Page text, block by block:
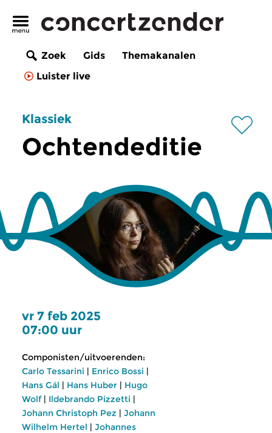
Zoek Gids
Themakanalen
Luister live
Klassiek
Ochtendeditie
vr 7 feb 2025
07:00 uur
Componisten/uitvoerenden:
Carlo Tessarini | Enrico Bossi |
Hans Gál | Hans Huber | Hugo
Wolf| Ildebrando Pizzetti |
Johann Christoph Pez | Johann
Wilhelm Hertel | Johannes